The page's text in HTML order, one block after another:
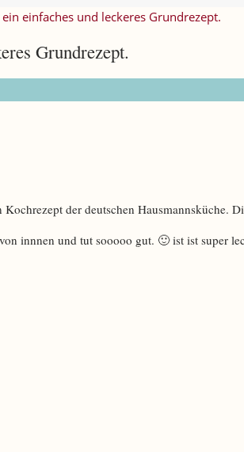
einfaches und leckeres Grundrezept.
Grundrezept.
der deutschen Hausmannsküche.
innnen und tut sooooo gut. 🙂 ist ist super